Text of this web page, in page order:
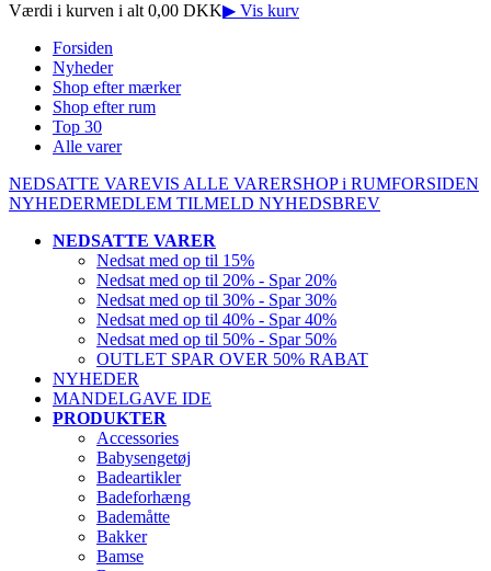
Værdi i kurven i alt 0,00 DKK▶ Vis kurv
Forsiden
Nyheder
Shop efter mærker
Shop efter rum
Top 30
Alle varer
NEDSATTE VAREVIS ALLE VARERSHOP i RUMFORSIDEN
NYHEDERMEDLEM TILMELD NYHEDSBREV
NEDSATTE VARER
Nedsat med op til 15%
Nedsat med op til 20% - Spar 20%
Nedsat med op til 30% - Spar 30%
Nedsat med op til 40% - Spar 40%
Nedsat med op til 50% - Spar 50%
OUTLET SPAR OVER 50% RABAT
NYHEDER
MANDELGAVE IDE
PRODUKTER
Accessories
Babysengetøj
Badeartikler
Badeforhæng
Bademåtte
Bakker
Bamse